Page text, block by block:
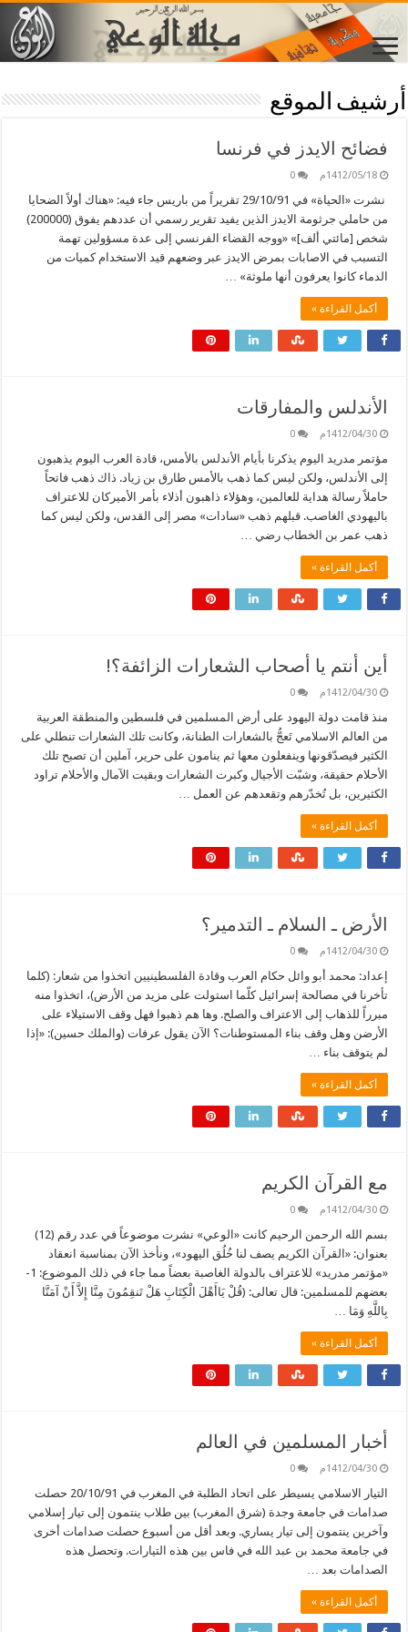
أرشيف الموقع
فضائح الايدز في فرنسا
1412/05/18م 0
نشرت «الحياة» في 29/10/91 تقريراً من باريس جاء فيه: «هناك أولاً الضحايا
من حاملي جرثومة الايدز الذين يفيد تقرير رسمي أن عددهم يفوق (200000)
شخص [مائتي ألف]» «ووجه القضاء الفرنسي إلى عدة مسؤولين تهمة
التسبب في الاصابات بمرض الايدز عبر وضعهم قيد الاستخدام كميات من
الدماء كانوا يعرفون أنها ملوثة» …
أكمل القراءة »
الأندلس والمفارقات
1412/04/30م 0
مؤتمر مدريد اليوم يذكرنا بأيام الأندلس بالأمس، قادة العرب اليوم يذهبون
إلى الأندلس، ولكن ليس كما ذهب بالأمس طارق بن زياد. ذاك ذهب فاتحاً
حاملاً رسالة هداية للعالمين، وهؤلاء ذاهبون أذلاء بأمر الأميركان للاعتراف
باليهودي الغاصب. قبلهم ذهب «سادات» مصر إلى القدس، ولكن ليس كما
ذهب عمر بن الخطاب رضي …
أكمل القراءة »
أين أنتم يا أصحاب الشعارات الزائفة؟!
1412/04/30م 0
منذ قامت دولة اليهود على أرض المسلمين في فلسطين والمنطقة العربية
من العالم الاسلامي تَعجُّ بالشعارات الطنانة، وكانت تلك الشعارات تنطلي على
الكثير فيصدّقونها وينفعلون معها ثم ينامون على حرير، آملين أن تصبح تلك
الأحلام حقيقة، وشبّت الأجيال وكبرت الشعارات وبقيت الآمال والأحلام تراود
الكثيرين، بل تُخدّرهم وتقعدهم عن العمل …
أكمل القراءة »
الأرض ـ السلام ـ التدمير؟
1412/04/30م 0
إعداد: محمد أبو وائل حكام العرب وقادة الفلسطينيين اتخذوا من شعار: (كلما
تأخرنا في مصالحة إسرائيل كلّما استولت على مزيد من الأرض)، اتخذوا منه
مبرراً للذهاب إلى الاعتراف والصلح. وها هم ذهبوا فهل وقف الاستيلاء على
الأرضن وهل وقف بناء المستوطنات؟ الآن يقول عرفات (والملك حسين): «إذا
لم يتوقف بناء …
أكمل القراءة »
مع القرآن الكريم
1412/04/30م 0
بسم الله الرحمن الرحيم كانت «الوعي» نشرت موضوعاً في عدد رقم (12)
بعنوان: «القرآن الكريم يصف لنا خُلُق اليهود»، ونأخذ الآن بمناسبة انعقاد
«مؤتمر مدريد» للاعتراف بالدولة الغاصبة بعضاً مما جاء في ذلك الموضوع: 1-
بعضهم للمسلمين: قال تعالى: (قُلْ يَاأَهْلَ الْكِتَابِ هَلْ تَنقِمُونَ مِنَّا إِلاَّ أَنْ آمَنَّا
بِاللَّهِ وَمَا …
أكمل القراءة »
أخبار المسلمين في العالم
1412/04/30م 0
التيار الاسلامي يسيطر على اتحاد الطلبة في المغرب في 20/10/91 حصلت
صدامات في جامعة وجدة (شرق المغرب) بين طلاب ينتمون إلى تيار إسلامي
وآخرين ينتمون إلى تيار يساري. وبعد أقل من أسبوع حصلت صدامات أخرى
في جامعة محمد بن عبد الله في فاس بين هذه التيارات. وتحصل هذه
الصدامات بعد …
أكمل القراءة »